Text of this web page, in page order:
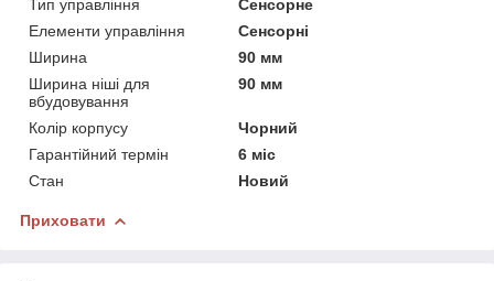
Тип управління
Сенсорне
Елементи управління
Сенсорні
Ширина
90 мм
Ширина ніші для
вбудовування
90 мм
Колір корпусу
Чорний
Гарантійний термін
6 міс
Стан
Новий
Приховати